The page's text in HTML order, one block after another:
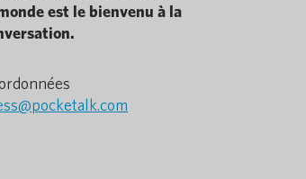
est le bienvenu à la